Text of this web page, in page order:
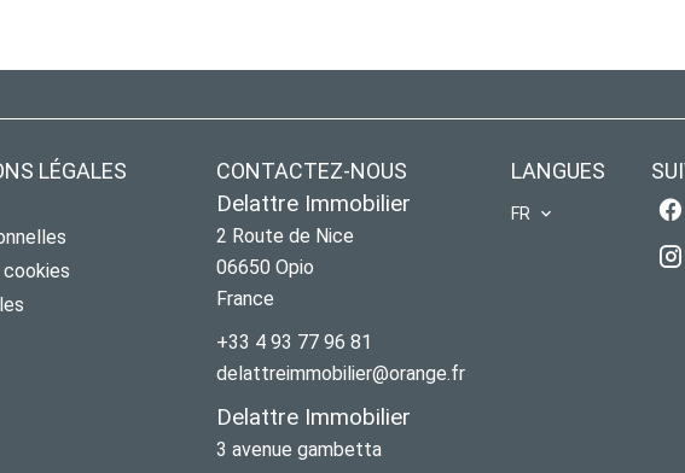
LÉGALES CONTACTEZ-NOUS
Delattre Immobilier
2 Route de Nice
06650 Opio
France
+33 4 93 77 96 81
delattreimmobilier@orange.fr
Delattre Immobilier
3 avenue gambetta
LANGUES
FR